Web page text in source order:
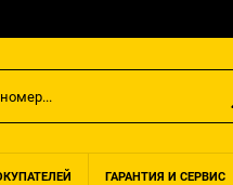
ГАРАНТИЯ И СЕРВИС